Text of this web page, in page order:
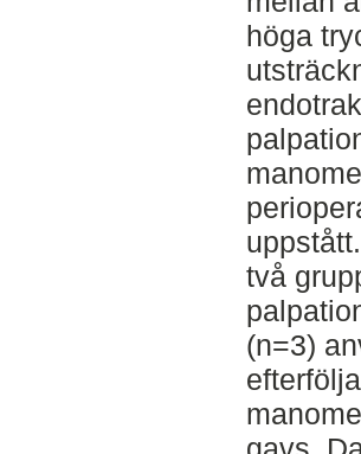
höga
två
(n=3)